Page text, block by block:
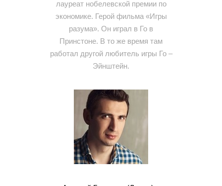
лауреат нобелевской премии по
экономике. Герой фильма «Игры
разума». Он играл в Го в
Принстоне. В то же время там
работал другой любитель игры Го –
Эйнштейн.